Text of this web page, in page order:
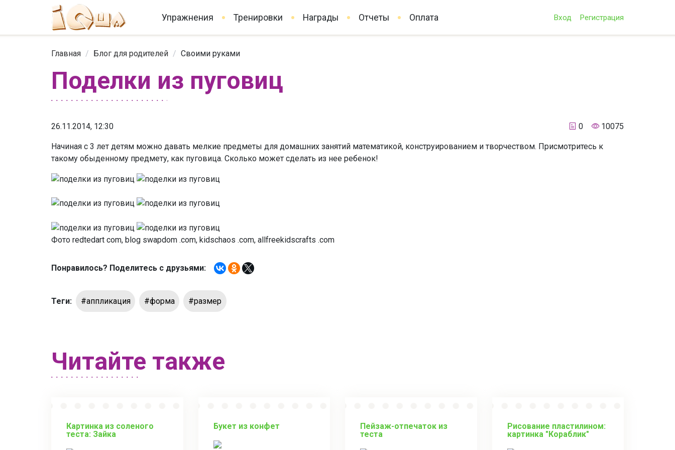
Упражнения Тренировки Награды Отчеты Оплата Вход Регистрация
Главная / Блог для родителей / Своими руками
Поделки из пуговиц
26.11.2014, 12:30 0 10075
Начиная с 3 лет детям можно давать мелкие предметы для домашних занятий математикой, конструированием и творчеством. Присмотритесь к
такому обыденному предмету, как пуговица. Сколько может сделать из нее ребенок!
Фото redtedart com, blog swapdom .com, kidschaos .com, allfreekidscrafts .com
Понравилось? Поделитесь с друзьями:
Теги: #аппликация #форма #размер
Читайте также
Картинка из соленого
теста: Зайка
Букет из конфет
Пейзаж-отпечаток из
теста
Рисование пластилином:
картинка "Кораблик"